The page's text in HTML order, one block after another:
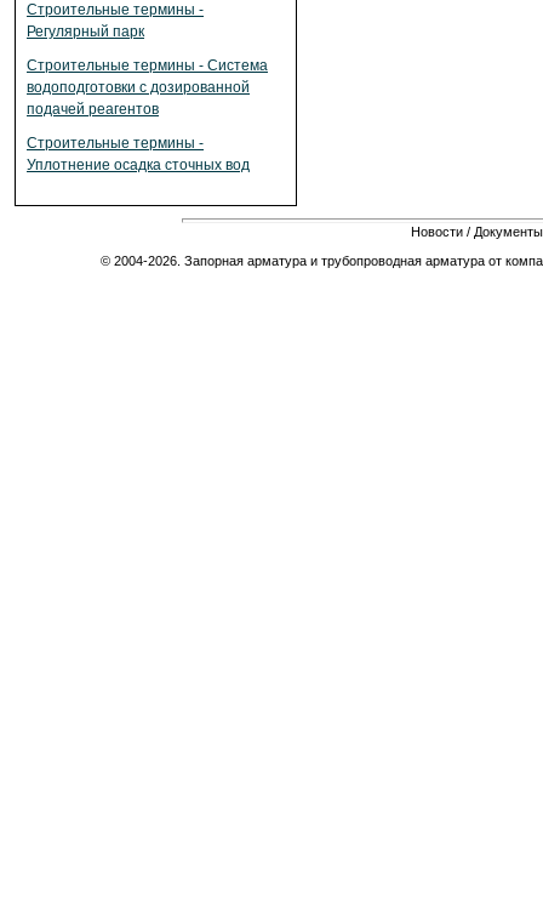
Строительные термины -
Регулярный парк
Строительные термины - Система
водоподготовки с дозированной
подачей реагентов
Строительные термины -
Уплотнение осадка сточных вод
Новости / Документы
© 2004-2026. Запорная арматура и трубопроводная арматура от